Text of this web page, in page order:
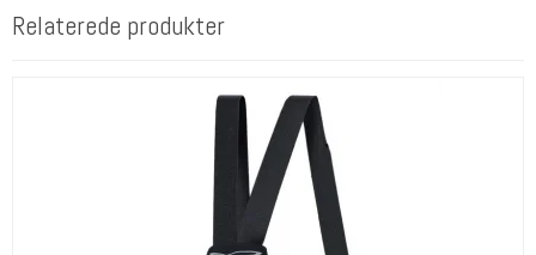
Relaterede produkter